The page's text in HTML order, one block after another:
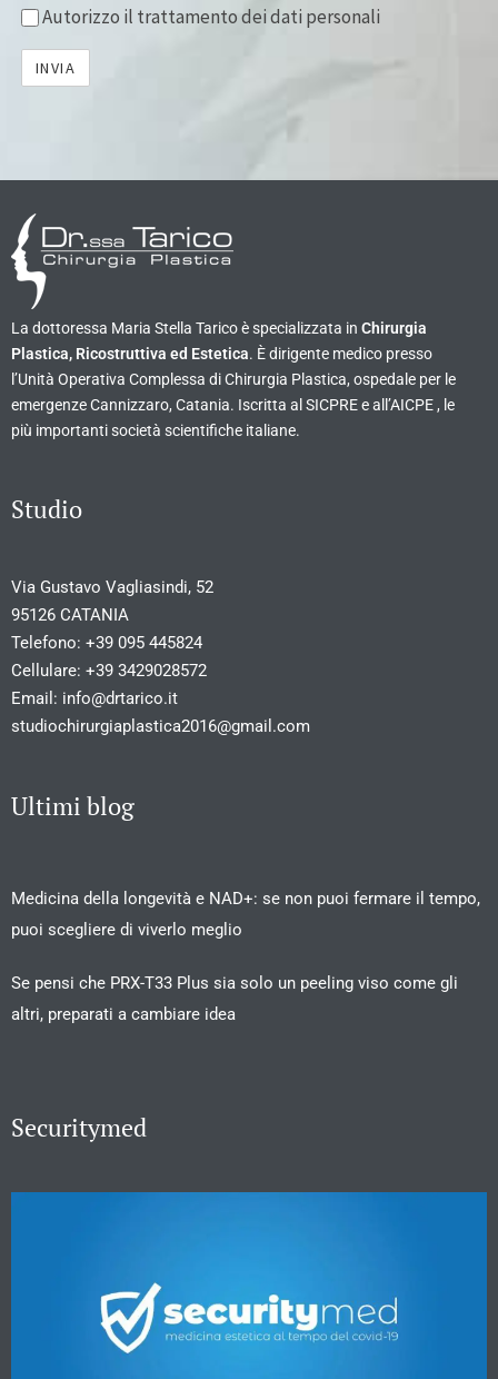
Autorizzo il trattamento dei dati personali
La dottoressa Maria Stella Tarico è specializzata in Chirurgia
Plastica, Ricostruttiva ed Estetica. È dirigente medico presso
l’Unità Operativa Complessa di Chirurgia Plastica, ospedale per le
emergenze Cannizzaro, Catania. Iscritta al SICPRE e all’AICPE , le
più importanti società scientifiche italiane.
Studio
Via Gustavo Vagliasindi, 52
95126 CATANIA
Telefono: +39 095 445824
Cellulare: +39 3429028572
Email: info@drtarico.it
studiochirurgiaplastica2016@gmail.com
Ultimi blog
Medicina della longevità e NAD+: se non puoi fermare il tempo,
puoi scegliere di viverlo meglio
Se pensi che PRX-T33 Plus sia solo un peeling viso come gli
altri, preparati a cambiare idea
Securitymed